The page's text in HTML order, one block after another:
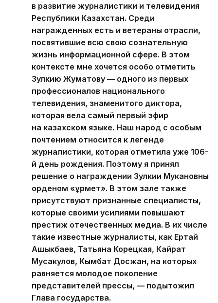
в развитие журналистики и телевидения
Республики Казахстан. Среди
награжденных есть и ветераны отрасли,
посвятившие всю свою сознательную
жизнь информационной сфере. В этом
контексте мне хочется особо отметить
Зулкию Жуматову — одного из первых
профессионалов национального
телевидения, знаменитого диктора,
которая вела самый первый эфир
на казахском языке. Наш народ с особым
почтением относится к легенде
журналистики, которая отметила уже 106-
й день рождения. Поэтому я принял
решение о награждении Зулкии Мукановны
орденом «Құрмет». В этом зале также
присутствуют признанные специалисты,
которые своими усилиями повышают
престиж отечественных медиа. В их числе
такие известные журналисты, как Ертай
Ашыкбаев, Татьяна Корецкая, Кайрат
Мусакулов, Кымбат Досжан, на которых
равняется молодое поколение
представителей прессы, — подытожил
Глава государства.